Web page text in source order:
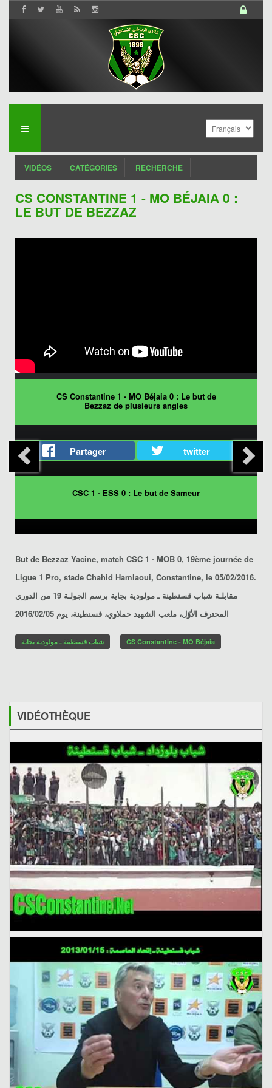
VIDÉOS CATÉGORIES RECHERCHE
CS CONSTANTINE 1 - MO BÉJAIA 0 :
LE BUT DE BEZZAZ
CS Constantine 1 - MO Béjaia 0 : Le but de
Bezzaz de plusieurs angles
Partager twitter
CSC 1 - ESS 0 : Le but de Sameur
But de Bezzaz Yacine, match CSC 1 - MOB 0, 19ème journée de
Ligue 1 Pro, stade Chahid Hamlaoui, Constantine, le 05/02/2016.
مقابلـة شباب قسنطينة ـ مولودية بجاية برسم الجولـة 19 من الدوري
المحترف الأوّل، ملعب الشهيد حملاوي، قسنطينة، يوم 2016/02/05
شباب قسنطينة ـ مولودية بجاية CS Constantine - MO Béjaia
VIDÉOTHÈQUE